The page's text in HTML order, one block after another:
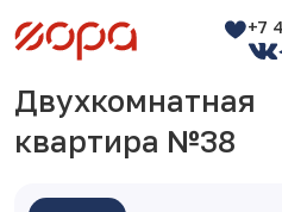
+7
Двухкомнатная
квартира №38